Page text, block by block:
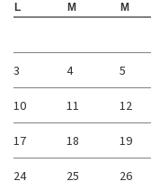
L M M
3 4 5
10 11 12
17 18 19
24 25 26